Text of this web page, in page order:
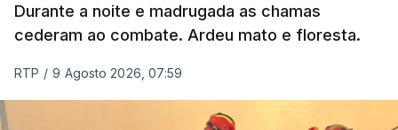
Durante a noite e madrugada as chamas
cederam ao combate. Ardeu mato e floresta.
RTP / 9 Agosto 2026, 07:59